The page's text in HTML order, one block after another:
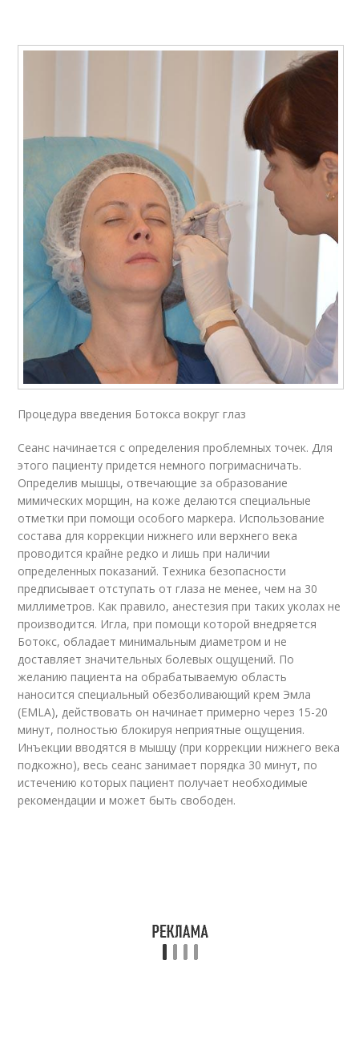
Процедура введения Ботокса вокруг глаз
Сеанс начинается с определения проблемных точек. Для
этого пациенту придется немного погримасничать.
Определив мышцы, отвечающие за образование
мимических морщин, на коже делаются специальные
отметки при помощи особого маркера. Использование
состава для коррекции нижнего или верхнего века
проводится крайне редко и лишь при наличии
определенных показаний. Техника безопасности
предписывает отступать от глаза не менее, чем на 30
миллиметров. Как правило, анестезия при таких уколах не
производится. Игла, при помощи которой внедряется
Ботокс, обладает минимальным диаметром и не
доставляет значительных болевых ощущений. По
желанию пациента на обрабатываемую область
наносится специальный обезболивающий крем Эмла
(EMLA), действовать он начинает примерно через 15-20
минут, полностью блокируя неприятные ощущения.
Инъекции вводятся в мышцу (при коррекции нижнего века
подкожно), весь сеанс занимает порядка 30 минут, по
истечению которых пациент получает необходимые
рекомендации и может быть свободен.